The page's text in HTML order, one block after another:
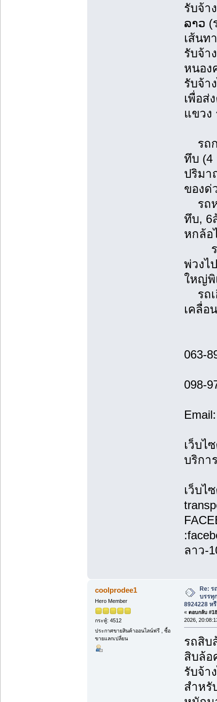
รับจ้า
ລາວ (
เส้นท
รับจ้า
หนอง
รับจ้า
เพื่อส่
แขวง
รถก
ทึบ (4
ปริมา
ของด่
รถห
ทึบ, 6
หกล้อ
รถพ่
พ่วงไ
ใหญ่พิ
รถเ
เคลื่อ
063-
098-
เว็บไ
บริกา
เว็บไ
ลาว-
coolprodee1
Hero Member
กระทู้: 4512
ประกาศขายสินค้าออนไลน์ฟรี , ซื้อ
ขายแลกเปลี่ยน
Re: ร
บรรทุ
8924228 ห
« ตอบกลับ
2026,
รถสิบ
สิบล้อ
รับจ้า
สำหรั